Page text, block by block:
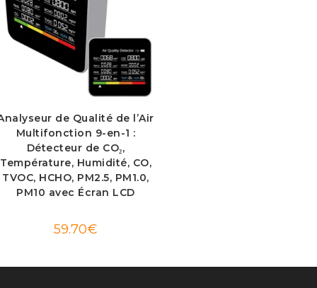
de Qualité de l’Air
Multifonction 9-en-1 :
Détecteur de CO₂,
Température, Humidité, CO,
TVOC, HCHO, PM2.5, PM1.0,
PM10 avec Écran LCD
59.70€